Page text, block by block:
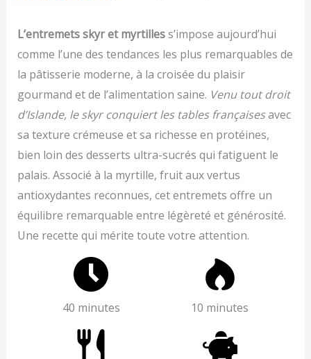
L’entremets skyr et myrtilless’impose aujourd’hui
comme l’une des tendances les plus remarquables de
la pâtisserie moderne, à la croisée du plaisir
gourmand et de l’alimentation saine. Venu tout droit
d’Islande, le skyr conquiert les tables françaisesavec
sa texture crémeuse et sa richesse en protéines,
bien loin des desserts ultra-sucrés qui fatiguent le
palais. Associé à la myrtille, fruit aux vertus
antioxydantes reconnues, cet entremets offre un
équilibre remarquable entre légèreté et générosité.
Une recette qui mérite toute votre attention.
40 minutes 10 minutes